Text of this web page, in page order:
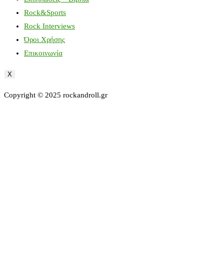
Rock&Sports
Rock Interviews
Όροι Χρήσης
Επικοινωνία
X
Copyright © 2025 rockandroll.gr